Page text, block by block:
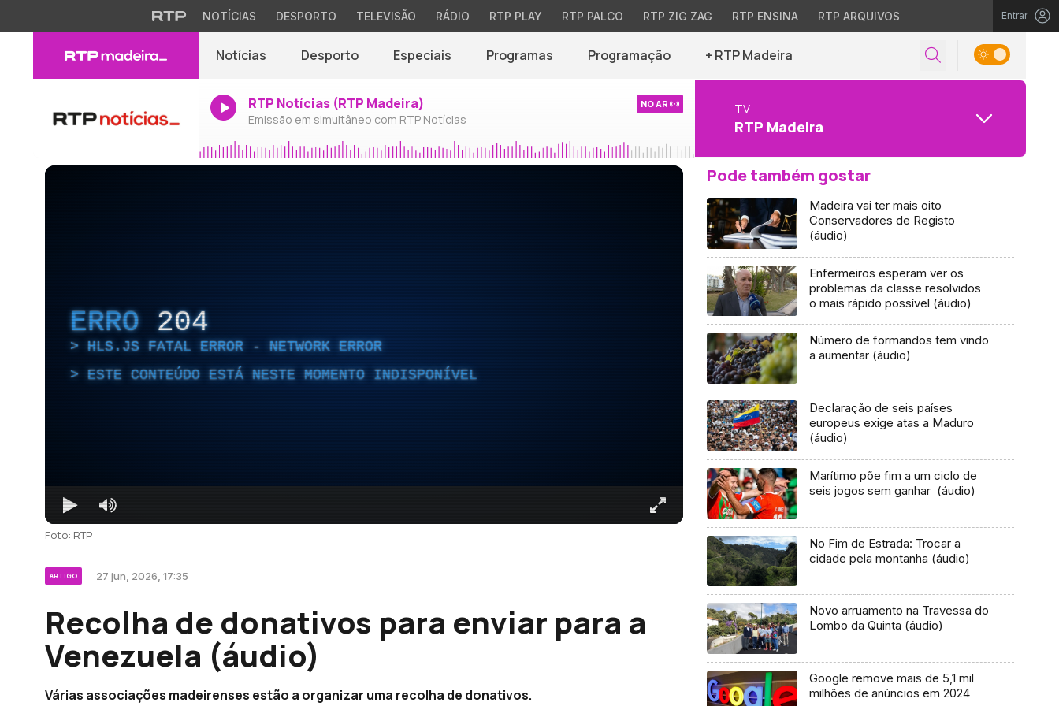
NOTÍCIAS DESPORTO TELEVISÃO RÁDIO RTP PLAY RTP PALCO RTP ZIG ZAG RTP ENSINA RTP ARQUIVOS Entrar
Notícias Desporto Especiais Programas Programação + RTP Madeira
RTP Notícias (RTP Madeira)
Emissão em simultâneo com RTP Notícias
NO AR TV
RTP Madeira
ERRO 204
HLS.JS FATAL ERROR - NETWORK ERROR
ESTE CONTEÚDO ESTÁ NESTE MOMENTO INDISPONÍVEL
Foto: RTP
ARTIGO 27 jun, 2026, 17:35
Recolha de donativos para enviar para a
Venezuela (áudio)
Várias associações madeirenses estão a organizar uma recolha de donativos.
Pode também gostar
Madeira vai ter mais oito
Conservadores de Registo
(áudio)
Enfermeiros esperam ver os
problemas da classe resolvidos
o mais rápido possível (áudio)
Número de formandos tem vindo
a aumentar (áudio)
Declaração de seis países
europeus exige atas a Maduro
(áudio)
Marítimo põe fim a um ciclo de
seis jogos sem ganhar (áudio)
No Fim de Estrada: Trocar a
cidade pela montanha (áudio)
Novo arruamento na Travessa do
Lombo da Quinta (áudio)
Google remove mais de 5,1 mil
milhões de anúncios em 2024